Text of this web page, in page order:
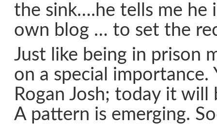
the sink….he tells me he
own blog … to set the
Just like being in prison
on a special importance.
Rogan Josh; today it will
A pattern is emerging.